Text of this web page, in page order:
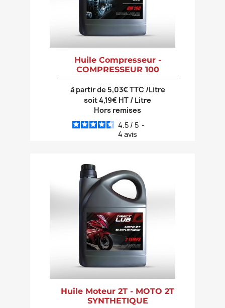
Huile Compresseur -
COMPRESSEUR 100
à partir de 5,03€ TTC /Litre
soit 4,19€ HT / Litre
Hors remises
4.5 / 5 -
4 avis
Huile Moteur 2T - MOTO 2T
SYNTHETIQUE